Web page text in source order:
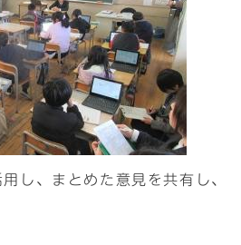
し、まとめた意見を共有し、